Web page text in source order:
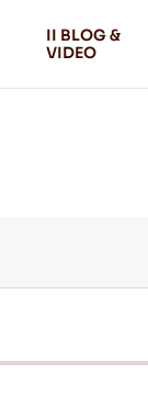
II BLOG &
VIDEO